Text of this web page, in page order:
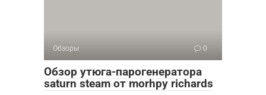
Обзоры 0
Обзор утюга-парогенератора
saturn steam от morhpy richards